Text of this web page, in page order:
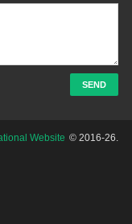
Website © 2016-26.